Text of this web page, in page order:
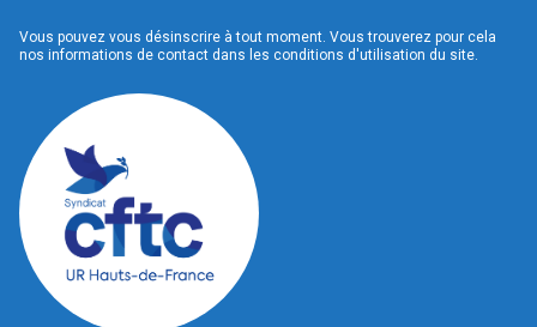
Vous pouvez vous désinscrire à tout moment. Vous trouverez pour cela
nos informations de contact dans les conditions d'utilisation du site.